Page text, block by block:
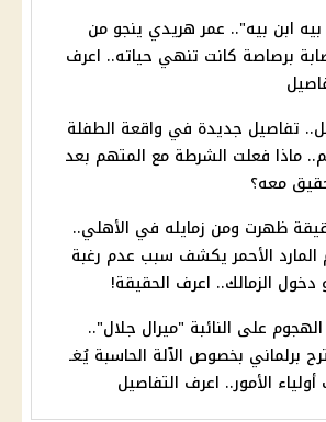
بيه ابن بيه".. عمر هريدي ينجو من
برصاصة كانت تنهي حياته.. اعرف
تفاصيل جديدة في واقعة الطفلة
ماذا فعلت الشرطة مع المتهم بعد
معه؟
ظهرت ومن زمايله في الأهلي..
المارد الأحمر يكشف سبب عدم رغبة
دخول الزمالك.. اعرف الحقيقة!
على النائبة "ميرال جلال"..
برلماني بخصوص الآلة الحاسبة يُغـ
الأمور.. اعرف التفاصيل